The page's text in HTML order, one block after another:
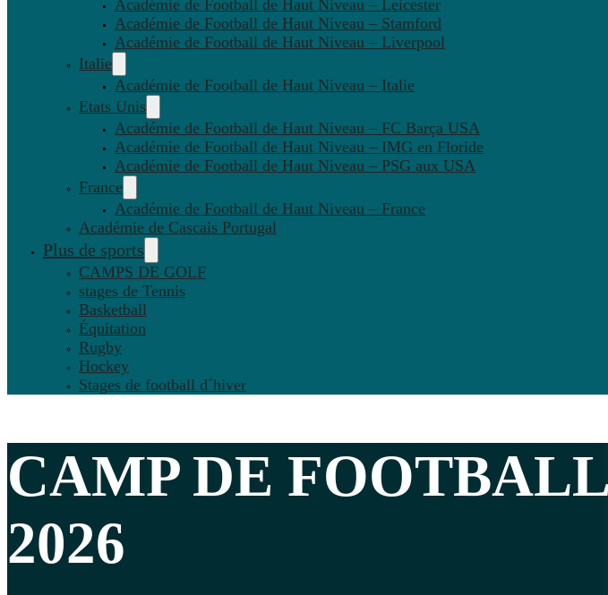
Académie de Football de Haut Niveau – Leicester
Académie de Football de Haut Niveau – Stamford
Académie de Football de Haut Niveau – Liverpool
Italie
Académie de Football de Haut Niveau – Italie
Etats Unis
Académie de Football de Haut Niveau – FC Barça USA
Académie de Football de Haut Niveau – IMG en Floride
Académie de Football de Haut Niveau – PSG aux USA
France
Académie de Football de Haut Niveau – France
Académie de Cascais Portugal
Plus de sports
CAMPS DE GOLF
stages de Tennis
Basketball
Équitation
Rugby
Hockey
Stages de football d´hiver
CAMP DE FOOTBALL
2026